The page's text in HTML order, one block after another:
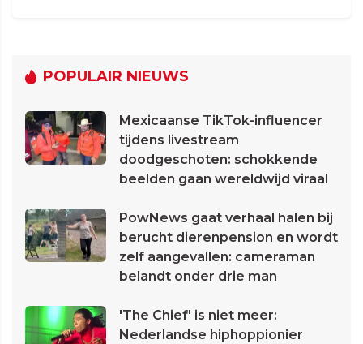
POPULAIR NIEUWS
Mexicaanse TikTok-influencer
tijdens livestream
doodgeschoten: schokkende
beelden gaan wereldwijd viraal
PowNews gaat verhaal halen bij
berucht dierenpension en wordt
zelf aangevallen: cameraman
belandt onder drie man
'The Chief' is niet meer:
Nederlandse hiphoppionier